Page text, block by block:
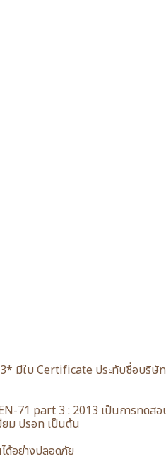
มีใบ Certificate ประทับชื่อบริษัท
71 part 3 : 2013 เป็นการทดส
ยม ปรอท เป็นต้น
ด้อย่างปลอดภัย